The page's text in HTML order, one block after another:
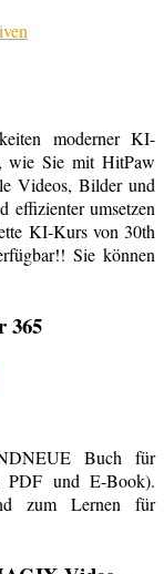
moderner KI-
wie Sie mit HitPaw
Videos, Bilder und
effizienter umsetzen
KI-Kurs von 30th
Sie können
365
Buch für
PDF und E-Book).
zum Lernen für